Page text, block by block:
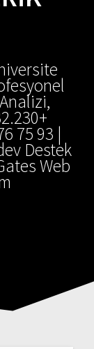
75 93 |
Destek
Web